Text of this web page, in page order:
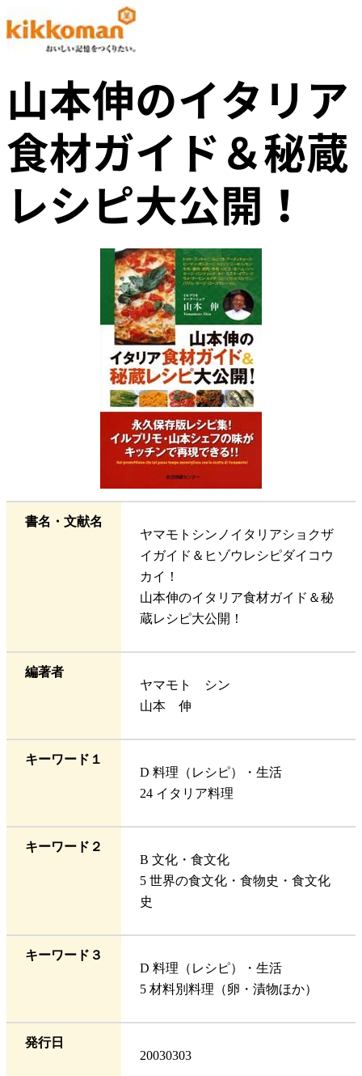
山本伸のイタリア
食材ガイド＆秘蔵
レシピ大公開！
書名・文献名
ヤマモトシンノイタリアショクザ
イガイド＆ヒゾウレシピダイコウ
カイ！
山本伸のイタリア食材ガイド＆秘
蔵レシピ大公開！
編著者
ヤマモト シン
山本 伸
キーワード１
D 料理（レシピ）・生活
24 イタリア料理
キーワード２
B 文化・食文化
5 世界の食文化・食物史・食文化
史
キーワード３
D 料理（レシピ）・生活
5 材料別料理（卵・漬物ほか）
発行日
20030303